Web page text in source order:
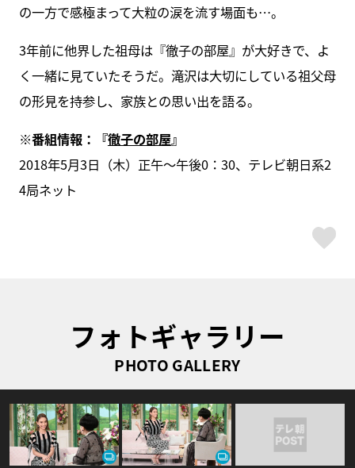
の一方で感極まって大粒の涙を流す場面も…。
3年前に他界した祖母は『徹子の部屋』が大好きで、よ
く一緒に見ていたそうだ。滝沢は大切にしている祖父母
の形見を持参し、家族との思い出を語る。
※番組情報： 『徹子の部屋』
2018年5月3日（木）正午～午後0：30、テレビ朝日系2
4局ネット
フォトギャラリー
PHOTO GALLERY